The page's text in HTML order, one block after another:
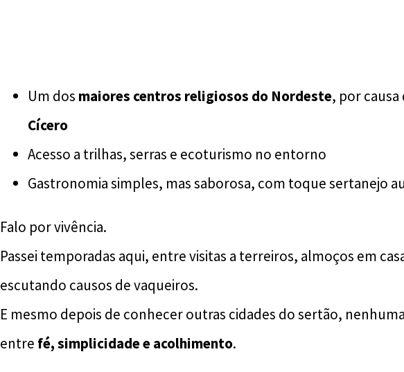
Um dos maiores centros religiosos do Nordeste, por causa
Cícero
Acesso a trilhas, serras e ecoturismo no entorno
Gastronomia simples, mas saborosa, com toque sertanejo
Falo por vivência.
Passei temporadas aqui, entre visitas a terreiros, almoços em
escutando causos de vaqueiros.
E mesmo depois de conhecer outras cidades do sertão,
entre fé, simplicidade e acolhimento.